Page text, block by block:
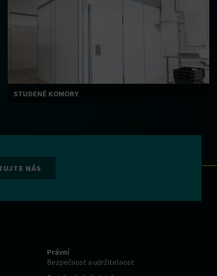
STUDENÉ KOMORY
NÁS
Právní
Bezpečnost a udržitelnost